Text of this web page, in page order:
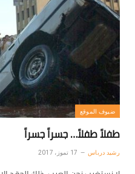
ضيوف الموقع
طفلاً طفلاً… جسراً جسراً
رشيد درباس 17 تموز، 2017